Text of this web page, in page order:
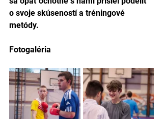
o svoje skúseností a tréningové
metódy.
Fotogaléria